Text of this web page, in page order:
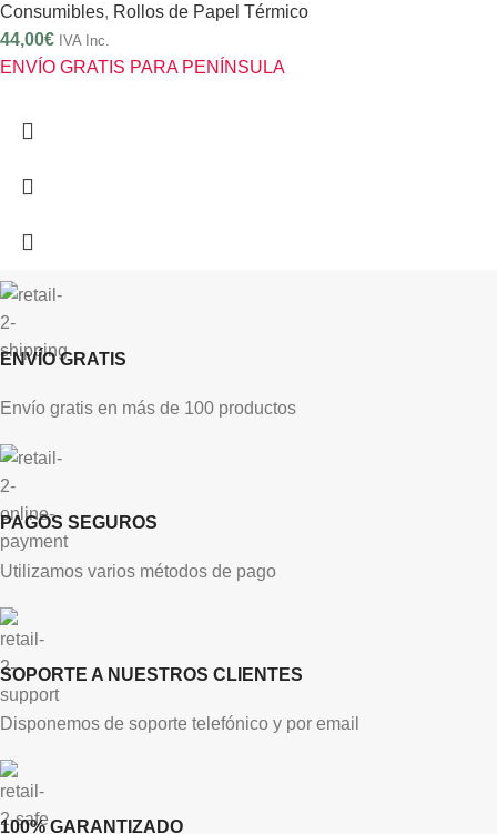
Consumibles, Rollos de Papel Térmico
44,00€ IVA Inc.
ENVÍO GRATIS PARA PENÍNSULA
ENVÍO GRATIS
Envío gratis en más de 100 productos
PAGOS SEGUROS
Utilizamos varios métodos de pago
SOPORTE A NUESTROS CLIENTES
Disponemos de soporte telefónico y por email
100% GARANTIZADO